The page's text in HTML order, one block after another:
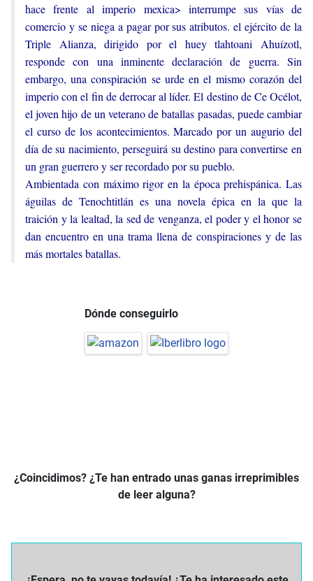
hace frente al imperio mexica> interrumpe sus vías de
comercio y se niega a pagar por sus atributos. el ejército de la
Triple Alianza, dirigido por el huey tlahtoani Ahuízotl,
responde con una inminente declaración de guerra. Sin
embargo, una conspiración se urde en el mismo corazón del
imperio con el fin de derrocar al líder. El destino de Ce Océlot,
el joven hijo de un veterano de batallas pasadas, puede cambiar
el curso de los acontecimientos. Marcado por un augurio del
día de su nacimiento, perseguirá su destino para convertirse en
un gran guerrero y ser recordado por su pueblo.
Ambientada con máximo rigor en la época prehispánica. Las
águilas de Tenochtitlán es una novela épica en la que la
traición y la lealtad, la sed de venganza, el poder y el honor se
dan encuentro en una trama llena de conspiraciones y de las
más mortales batallas.
Dónde conseguirlo
¿Coincidimos? ¿Te han entrado unas ganas irreprimibles
de leer alguna?